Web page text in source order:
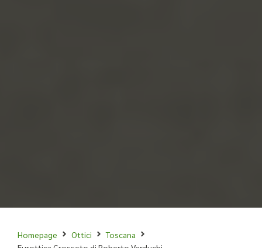
Homepage Ottici
Toscana